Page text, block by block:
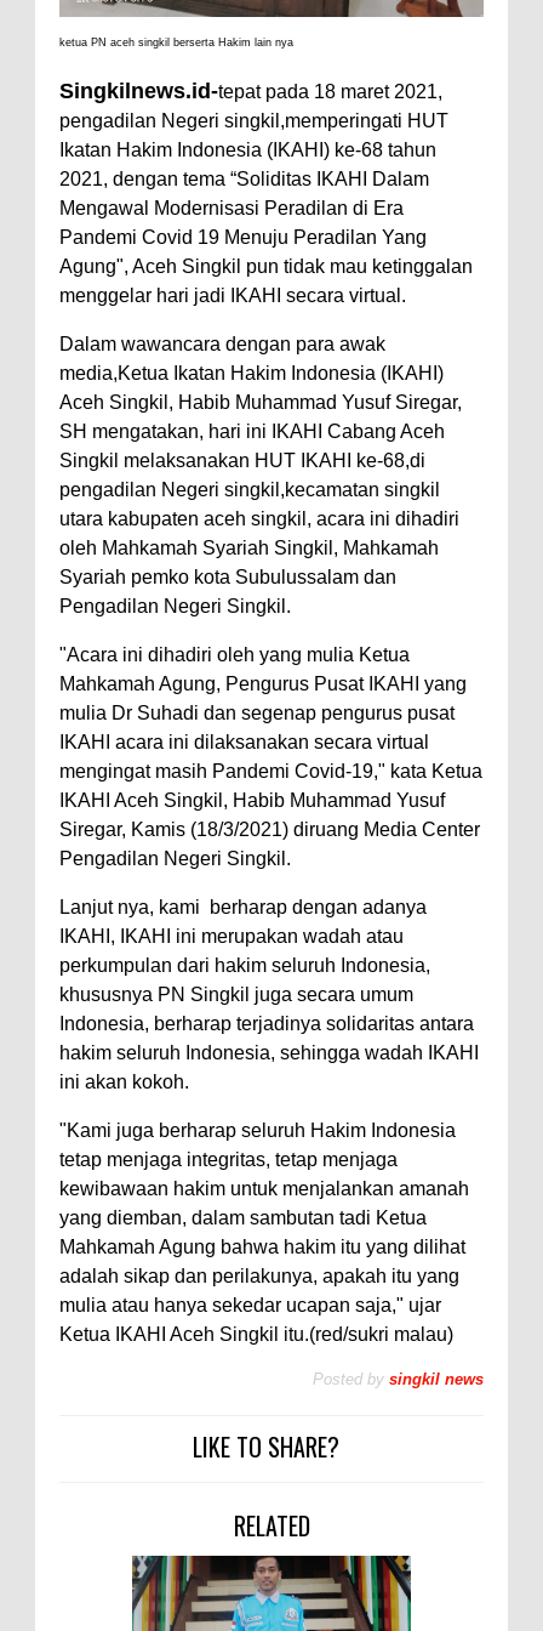
ketua PN aceh singkil berserta Hakim lain nya
Singkilnews.id-tepat pada 18 maret 2021,
pengadilan Negeri singkil,memperingati HUT
Ikatan Hakim Indonesia (IKAHI) ke-68 tahun
2021, dengan tema “Soliditas IKAHI Dalam
Mengawal Modernisasi Peradilan di Era
Pandemi Covid 19 Menuju Peradilan Yang
Agung", Aceh Singkil pun tidak mau ketinggalan
menggelar hari jadi IKAHI secara virtual.
Dalam wawancara dengan para awak
media,Ketua Ikatan Hakim Indonesia (IKAHI)
Aceh Singkil, Habib Muhammad Yusuf Siregar,
SH mengatakan, hari ini IKAHI Cabang Aceh
Singkil melaksanakan HUT IKAHI ke-68,di
pengadilan Negeri singkil,kecamatan singkil
utara kabupaten aceh singkil, acara ini dihadiri
oleh Mahkamah Syariah Singkil, Mahkamah
Syariah pemko kota Subulussalam dan
Pengadilan Negeri Singkil.
"Acara ini dihadiri oleh yang mulia Ketua
Mahkamah Agung, Pengurus Pusat IKAHI yang
mulia Dr Suhadi dan segenap pengurus pusat
IKAHI acara ini dilaksanakan secara virtual
mengingat masih Pandemi Covid-19," kata Ketua
IKAHI Aceh Singkil, Habib Muhammad Yusuf
Siregar, Kamis (18/3/2021) diruang Media Center
Pengadilan Negeri Singkil.
Lanjut nya, kami
berharap dengan adanya
IKAHI, IKAHI ini merupakan wadah atau
perkumpulan dari hakim seluruh Indonesia,
khususnya PN Singkil juga secara umum
Indonesia, berharap terjadinya solidaritas antara
hakim seluruh Indonesia, sehingga wadah IKAHI
ini akan kokoh.
"Kami juga berharap seluruh Hakim Indonesia
tetap menjaga integritas, tetap menjaga
kewibawaan hakim untuk menjalankan amanah
yang diemban, dalam sambutan tadi Ketua
Mahkamah Agung bahwa hakim itu yang dilihat
adalah sikap dan perilakunya, apakah itu yang
mulia atau hanya sekedar ucapan saja," ujar
Ketua IKAHI Aceh Singkil itu.(red/sukri malau)
Posted by singkil news
LIKE TO SHARE?
RELATED